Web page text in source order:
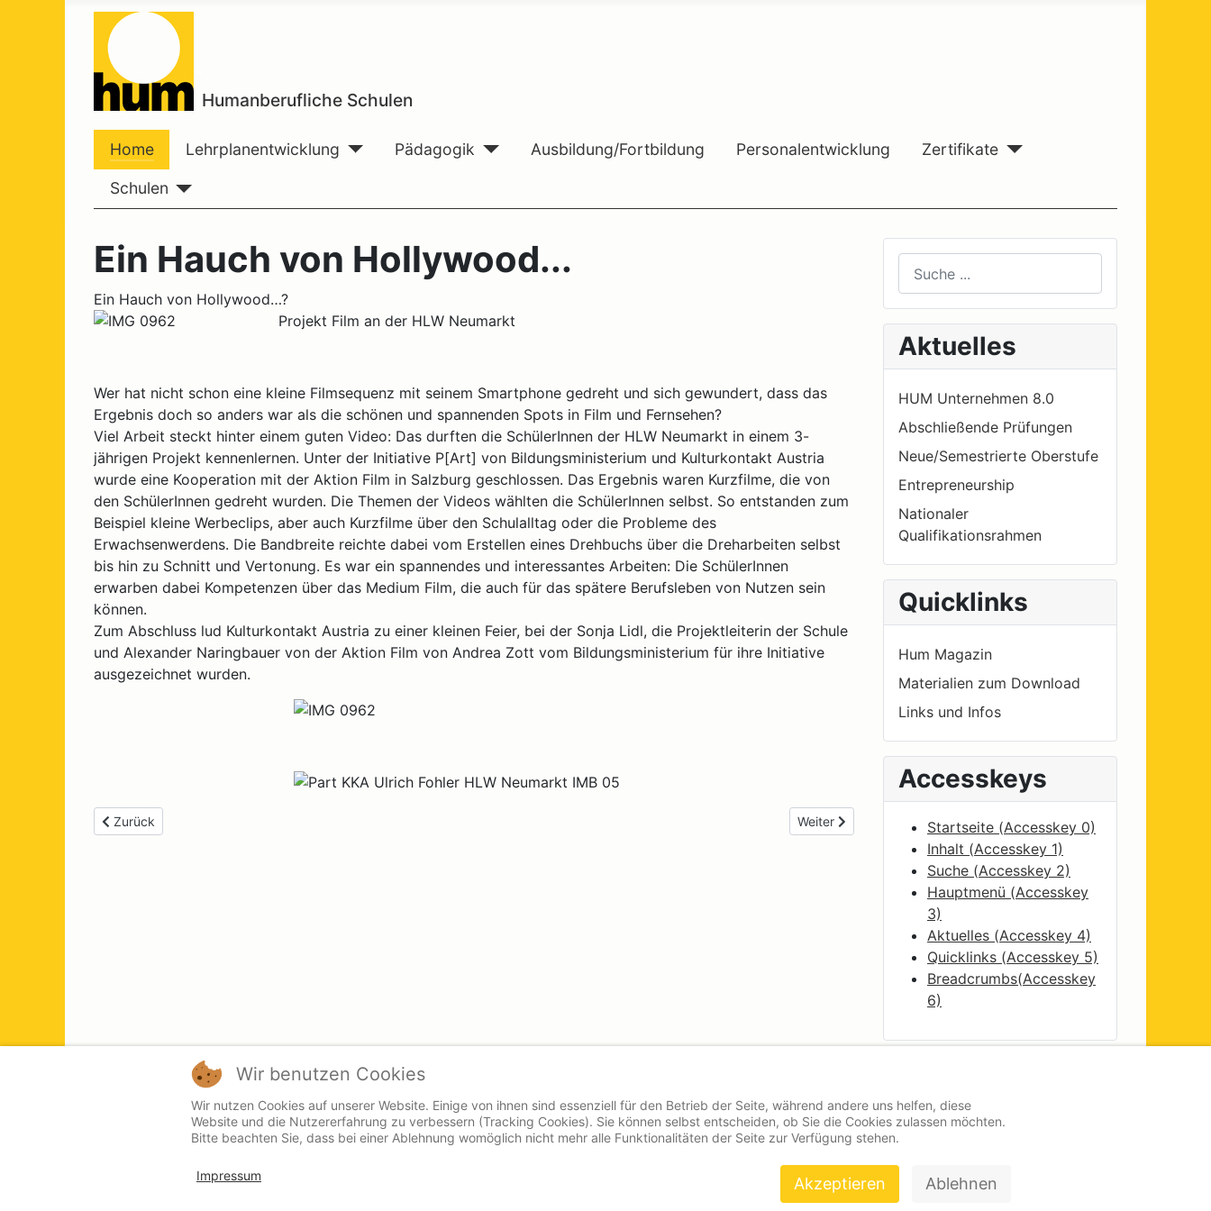
Humanberufliche Schulen
Home Lehrplanentwicklung Pädagogik Ausbildung/Fortbildung Personalentwicklung Zertifikate
Schulen
Ein Hauch von Hollywood...
Ein Hauch von Hollywood…?
Projekt Film an der HLW Neumarkt
Wer hat nicht schon eine kleine Filmsequenz mit seinem Smartphone gedreht und sich gewundert, dass das
Ergebnis doch so anders war als die schönen und spannenden Spots in Film und Fernsehen?
Viel Arbeit steckt hinter einem guten Video: Das durften die SchülerInnen der HLW Neumarkt in einem 3-
jährigen Projekt kennenlernen. Unter der Initiative P[Art] von Bildungsministerium und Kulturkontakt Austria
wurde eine Kooperation mit der Aktion Film in Salzburg geschlossen. Das Ergebnis waren Kurzfilme, die von
den SchülerInnen gedreht wurden. Die Themen der Videos wählten die SchülerInnen selbst. So entstanden zum
Beispiel kleine Werbeclips, aber auch Kurzfilme über den Schulalltag oder die Probleme des
Erwachsenwerdens. Die Bandbreite reichte dabei vom Erstellen eines Drehbuchs über die Dreharbeiten selbst
bis hin zu Schnitt und Vertonung. Es war ein spannendes und interessantes Arbeiten: Die SchülerInnen
erwarben dabei Kompetenzen über das Medium Film, die auch für das spätere Berufsleben von Nutzen sein
können.
Zum Abschluss lud Kulturkontakt Austria zu einer kleinen Feier, bei der Sonja Lidl, die Projektleiterin der Schule
und Alexander Naringbauer von der Aktion Film von Andrea Zott vom Bildungsministerium für ihre Initiative
ausgezeichnet wurden.
Previous article: Bester Ratgeber
Zurück Next article: ein Hauch von Hollywood?
Weiter
Type 2 or more characters for results.
Aktuelles
HUM Unternehmen 8.0
Abschließende Prüfungen
Neue/Semestrierte Oberstufe
Entrepreneurship
Nationaler
Qualifikationsrahmen
Quicklinks
Hum Magazin
Materialien zum Download
Links und Infos
Accesskeys
Startseite (Accesskey 0)
Inhalt (Accesskey 1)
Suche (Accesskey 2)
Hauptmenü (Accesskey
3)
Aktuelles (Accesskey 4)
Quicklinks (Accesskey 5)
Breadcrumbs(Accesskey
6)
Presse
Wir benutzen Cookies
Wir nutzen Cookies auf unserer Website. Einige von ihnen sind essenziell für den Betrieb der Seite, während andere uns helfen, diese
Website und die Nutzererfahrung zu verbessern (Tracking Cookies). Sie können selbst entscheiden, ob Sie die Cookies zulassen möchten.
Bitte beachten Sie, dass bei einer Ablehnung womöglich nicht mehr alle Funktionalitäten der Seite zur Verfügung stehen.
Akzeptieren Ablehnen
Impressum